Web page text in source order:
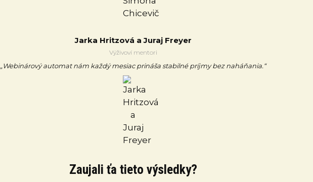
Jarka Hritzová a Juraj Freyer
Výživoví mentori
„Webinárový automat nám každý mesiac prináša stabilné príjmy bez naháňania.“
Zaujali ťa tieto výsledky?